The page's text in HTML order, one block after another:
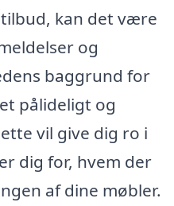
kan det være
og
baggrund for
pålideligt og
vil give dig ro i
dig for, hvem der
af dine møbler.